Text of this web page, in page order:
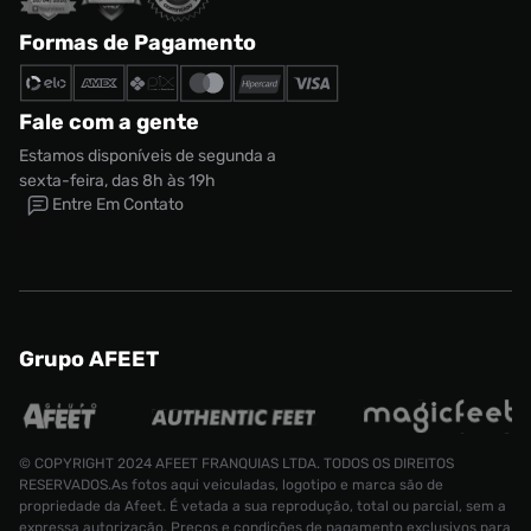
Formas de Pagamento
Fale com a gente
Estamos disponíveis de segunda a
sexta-feira, das 8h às 19h
Entre Em Contato
Grupo AFEET
© COPYRIGHT 2024 AFEET FRANQUIAS LTDA. TODOS OS DIREITOS
RESERVADOS.As fotos aqui veiculadas, logotipo e marca são de
propriedade da Afeet. É vetada a sua reprodução, total ou parcial, sem a
expressa autorização. Preços e condições de pagamento exclusivos para